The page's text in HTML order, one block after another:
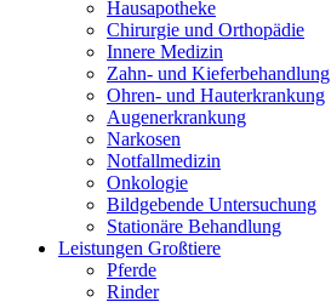
Hausapotheke
Chirurgie und Orthopädie
Innere Medizin
Zahn- und Kieferbehandlung
Ohren- und Hauterkrankung
Augenerkrankung
Narkosen
Notfallmedizin
Onkologie
Bildgebende Untersuchung
Stationäre Behandlung
Leistungen Großtiere
Pferde
Rinder